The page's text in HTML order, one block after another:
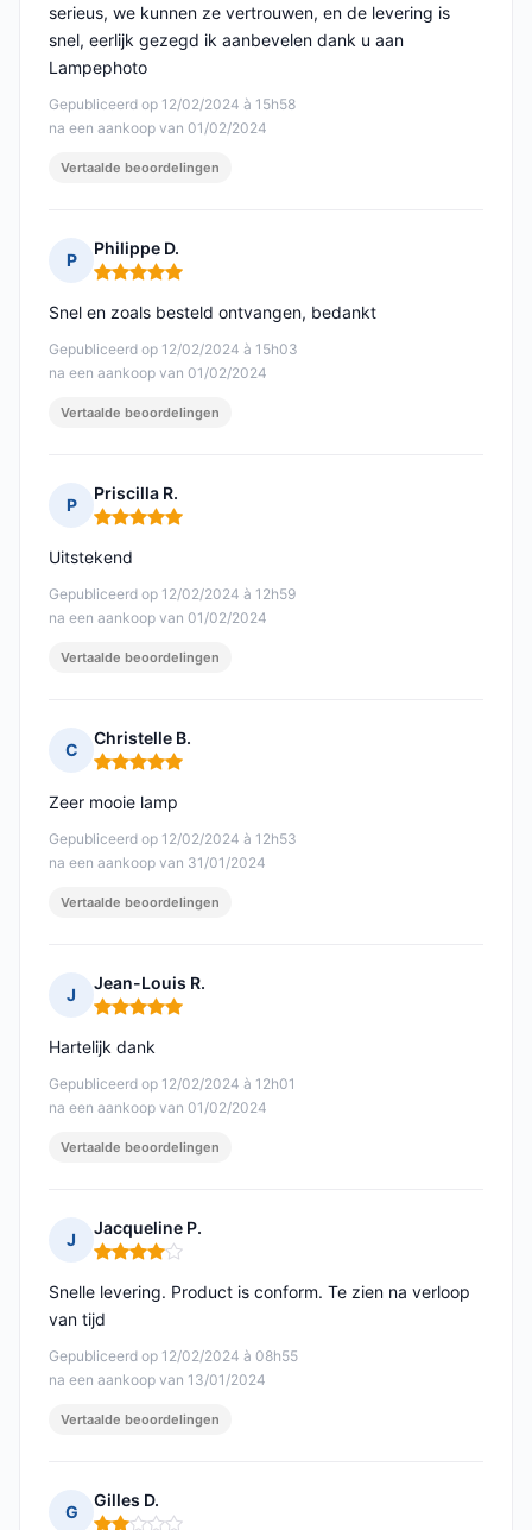
Gepubliceerd op 12/02/2024 à 15h58
na een aankoop van 01/02/2024
serieus, we kunnen ze vertrouwen, en de levering is
snel, eerlijk gezegd ik aanbevelen dank u aan
Lampephoto
Vertaalde beoordelingen
P
Philippe D.
Opmerking: 5 van 5
Gepubliceerd op 12/02/2024 à 15h03
na een aankoop van 01/02/2024
Snel en zoals besteld ontvangen, bedankt
Vertaalde beoordelingen
P
Priscilla R.
Opmerking: 5 van 5
Gepubliceerd op 12/02/2024 à 12h59
na een aankoop van 01/02/2024
Uitstekend
Vertaalde beoordelingen
C
Christelle B.
Opmerking: 5 van 5
Gepubliceerd op 12/02/2024 à 12h53
na een aankoop van 31/01/2024
Zeer mooie lamp
Vertaalde beoordelingen
J
Jean-Louis R.
Opmerking: 5 van 5
Gepubliceerd op 12/02/2024 à 12h01
na een aankoop van 01/02/2024
Hartelijk dank
Vertaalde beoordelingen
J
Jacqueline P.
Opmerking: 4 van 5
Gepubliceerd op 12/02/2024 à 08h55
na een aankoop van 13/01/2024
Snelle levering. Product is conform. Te zien na verloop
van tijd
Vertaalde beoordelingen
G
Gilles D.